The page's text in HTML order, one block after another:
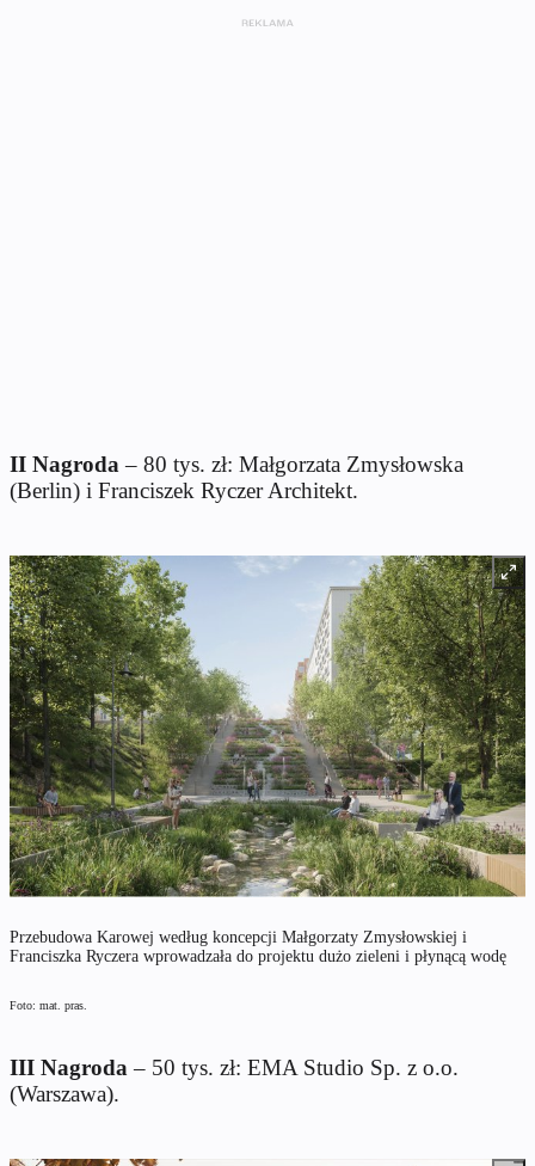
II Nagroda– 80 tys. zł: Małgorzata Zmysłowska
(Berlin) i Franciszek Ryczer Architekt.
Przebudowa Karowej według koncepcji Małgorzaty Zmysłowskiej i
Franciszka Ryczera wprowadzała do projektu dużo zieleni i płynącą wodę
Foto: mat. pras.
III Nagroda – 50 tys. zł: EMA Studio Sp. z o.o.
(Warszawa).